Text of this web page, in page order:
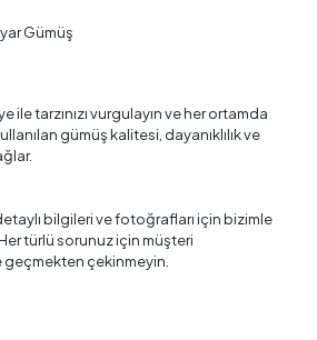
Gümüş
ile tarzınızı vurgulayın ve her ortamda
gümüş kalitesi, dayanıklılık ve
bilgileri ve fotoğrafları için bizimle
türlü sorunuz için müşteri
çekinmeyin.